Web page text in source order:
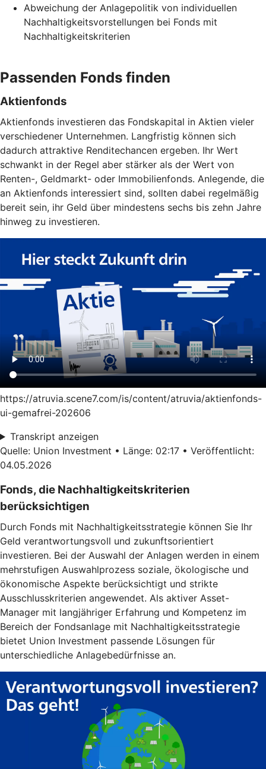
Abweichung der Anlagepolitik von individuellen
Nachhaltigkeitsvorstellungen bei Fonds mit
Nachhaltigkeitskriterien
Passenden Fonds finden
Aktienfonds
Aktienfonds investieren das Fondskapital in Aktien vieler
verschiedener Unternehmen. Langfristig können sich
dadurch attraktive Renditechancen ergeben. Ihr Wert
schwankt in der Regel aber stärker als der Wert von
Renten-, Geldmarkt- oder Immobilienfonds. Anlegende, die
an Aktienfonds interessiert sind, sollten dabei regelmäßig
bereit sein, ihr Geld über mindestens sechs bis zehn Jahre
hinweg zu investieren.
https://atruvia.scene7.com/is/content/atruvia/aktienfonds-
ui-gemafrei-202606
Transkript anzeigen
Quelle: Union Investment • Länge: 02:17 • Veröffentlicht:
04.05.2026
Fonds, die Nachhaltigkeitskriterien
berücksichtigen
Durch Fonds mit Nachhaltigkeitsstrategie können Sie Ihr
Geld verantwortungsvoll und zukunftsorientiert
investieren. Bei der Auswahl der Anlagen werden in einem
mehrstufigen Auswahlprozess soziale, ökologische und
ökonomische Aspekte berücksichtigt und strikte
Ausschlusskriterien angewendet. Als aktiver Asset-
Manager mit langjähriger Erfahrung und Kompetenz im
Bereich der Fondsanlage mit Nachhaltigkeitsstrategie
bietet Union Investment passende Lösungen für
unterschiedliche Anlagebedürfnisse an.